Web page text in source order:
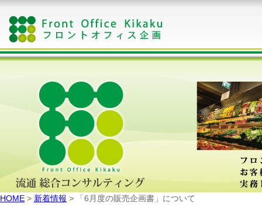
HOME > 新着情報 > 「6月度の販売企画書」について